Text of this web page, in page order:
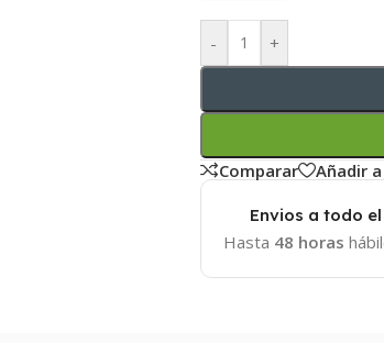
- +
Comparar Añadir
Envios a todo
Hasta 48 horas